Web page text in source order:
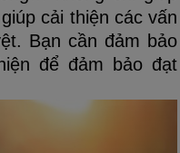
cải thiện các vấn
Bạn cần đảm bảo
để đảm bảo đạt